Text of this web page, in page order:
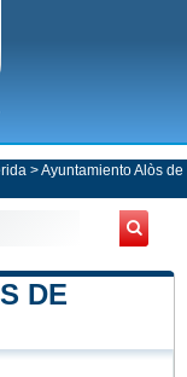
>Ayuntamiento Alòs de
DE